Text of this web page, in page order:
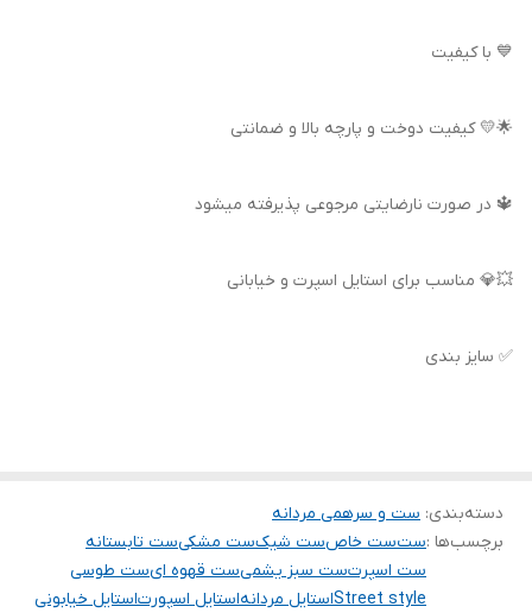
💙 با کیفیت
🌟💛 کیفیت دوخت و پارچه بالا و ضمانتی
🔱 در صورت نارضایتی مرجوعی پذیرفته میشود
💥💎 مناسب برای استایل اسپرت و خیابانی
✅ سایز بندی
دسته‌بندی: ست و سرهمی مردانه
برچسب‌ها :ستست خاصست شیکست مشکیست تابستانه
ست اسپرتست سبز یشمیست قهوه ایست طوسی
Street styleاستایل مردانهاستایل اسپورتاستایل خیابونی